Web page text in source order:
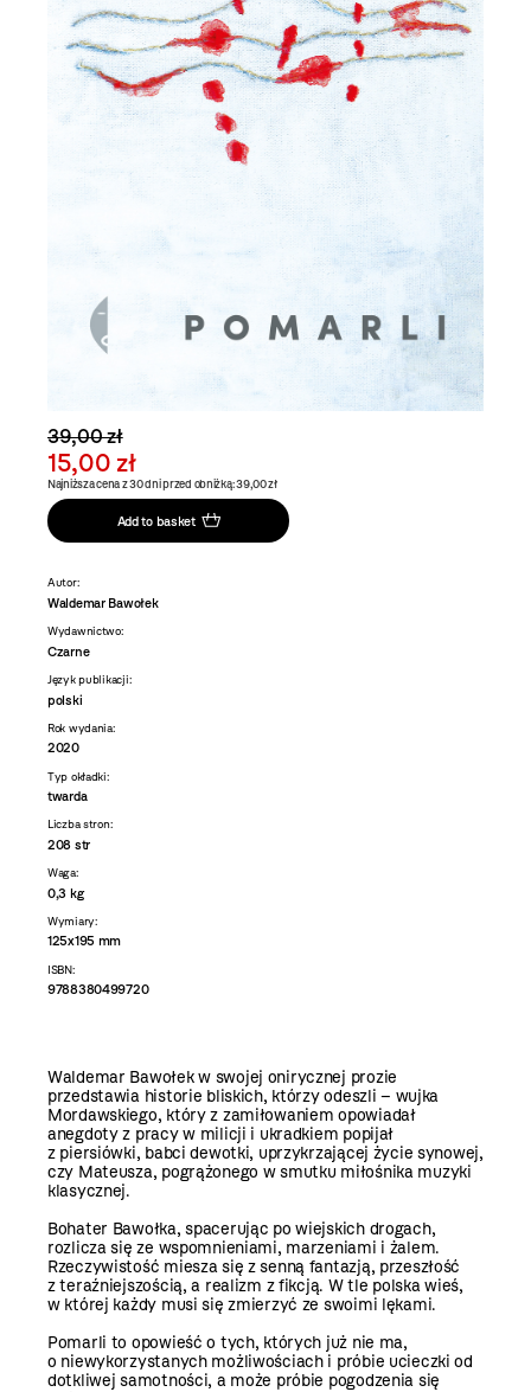
39,00 zł
15,00 zł
Najniższa cena z 30 dni przed obniżką: 39,00 zł
Add to basket
Autor:
Waldemar Bawołek
Wydawnictwo:
Czarne
Język publikacji:
polski
Rok wydania:
2020
Typ okładki:
twarda
Liczba stron:
208 str
Waga:
0,3 kg
Wymiary:
125x195 mm
ISBN:
9788380499720
Waldemar Bawołek w swojej onirycznej prozie
przedstawia historie bliskich, którzy odeszli – wujka
Mordawskiego, który z zamiłowaniem opowiadał
anegdoty z pracy w milicji i ukradkiem popijał
z piersiówki, babci dewotki, uprzykrzającej życie synowej,
czy Mateusza, pogrążonego w smutku miłośnika muzyki
klasycznej.
Bohater Bawołka, spacerując po wiejskich drogach,
rozlicza się ze wspomnieniami, marzeniami i żalem.
Rzeczywistość miesza się z senną fantazją, przeszłość
z teraźniejszością, a realizm z fikcją. W tle polska wieś,
w której każdy musi się zmierzyć ze swoimi lękami.
Pomarli to opowieść o tych, których już nie ma,
o niewykorzystanych możliwościach i próbie ucieczki od
dotkliwej samotności, a może próbie pogodzenia się